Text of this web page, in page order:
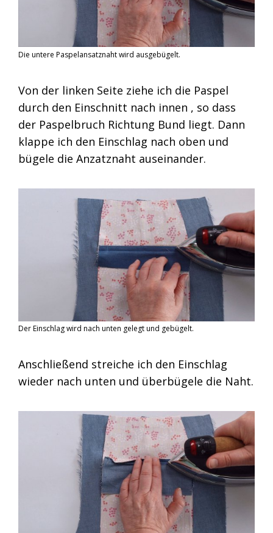
Die untere Paspelansatznaht wird ausgebügelt.
Von der linken Seite ziehe ich die Paspel
durch den Einschnitt nach innen , so dass
der Paspelbruch Richtung Bund liegt. Dann
klappe ich den Einschlag nach oben und
bügele die Anzatznaht auseinander.
Der Einschlag wird nach unten gelegt und gebügelt.
Anschließend streiche ich den Einschlag
wieder nach unten und überbügele die Naht.